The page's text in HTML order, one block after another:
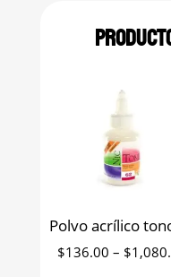
$136.00 – $